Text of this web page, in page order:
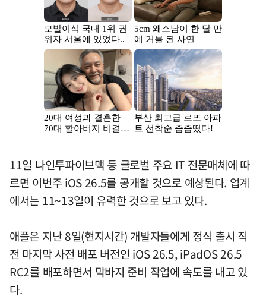
11일 나인투파이브맥 등 글로벌 주요 IT 전문매체에 따
르면 이번주 iOS 26.5를 공개할 것으로 예상된다. 업계
에서는 11~13일이 유력한 것으로 보고 있다.
애플은 지난 8일(현지시간) 개발자들에게 정식 출시 직
전 마지막 사전 배포 버전인 iOS 26.5, iPadOS 26.5
RC2를 배포하면서 막바지 준비 작업에 속도를 내고 있
다.